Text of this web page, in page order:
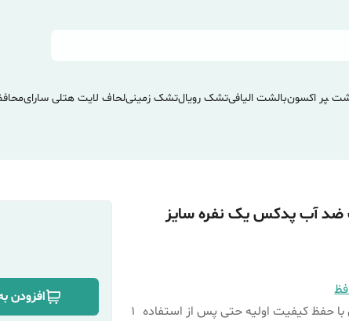
‍‍‍پر اکسونبالشت الیافیتشک رویالتشک زمینیلحاف لایت هتلی سارای
آب پدکس یک نفره سایز
با حفظ کیفیت اولیه حتی پس از استفاده 1
افزودن